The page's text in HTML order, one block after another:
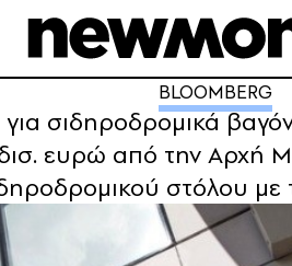
BLOOMBERG
σιδηροδρομικά
ευρώ από την Αρχή
στόλου με